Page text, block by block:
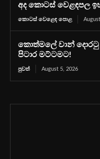
අද කොටස් වෙළඳපල
කොටස් වෙළෙඳ පොළ
කොත්මලේ වාන් දොරටු
පිටාර මට්ටමට!
පුවත් August 5, 2026